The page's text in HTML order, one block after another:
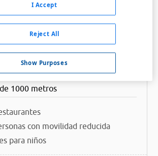
1000 metros
con movilidad reducida
para niños
Show Purposes
Reject All
I Accept